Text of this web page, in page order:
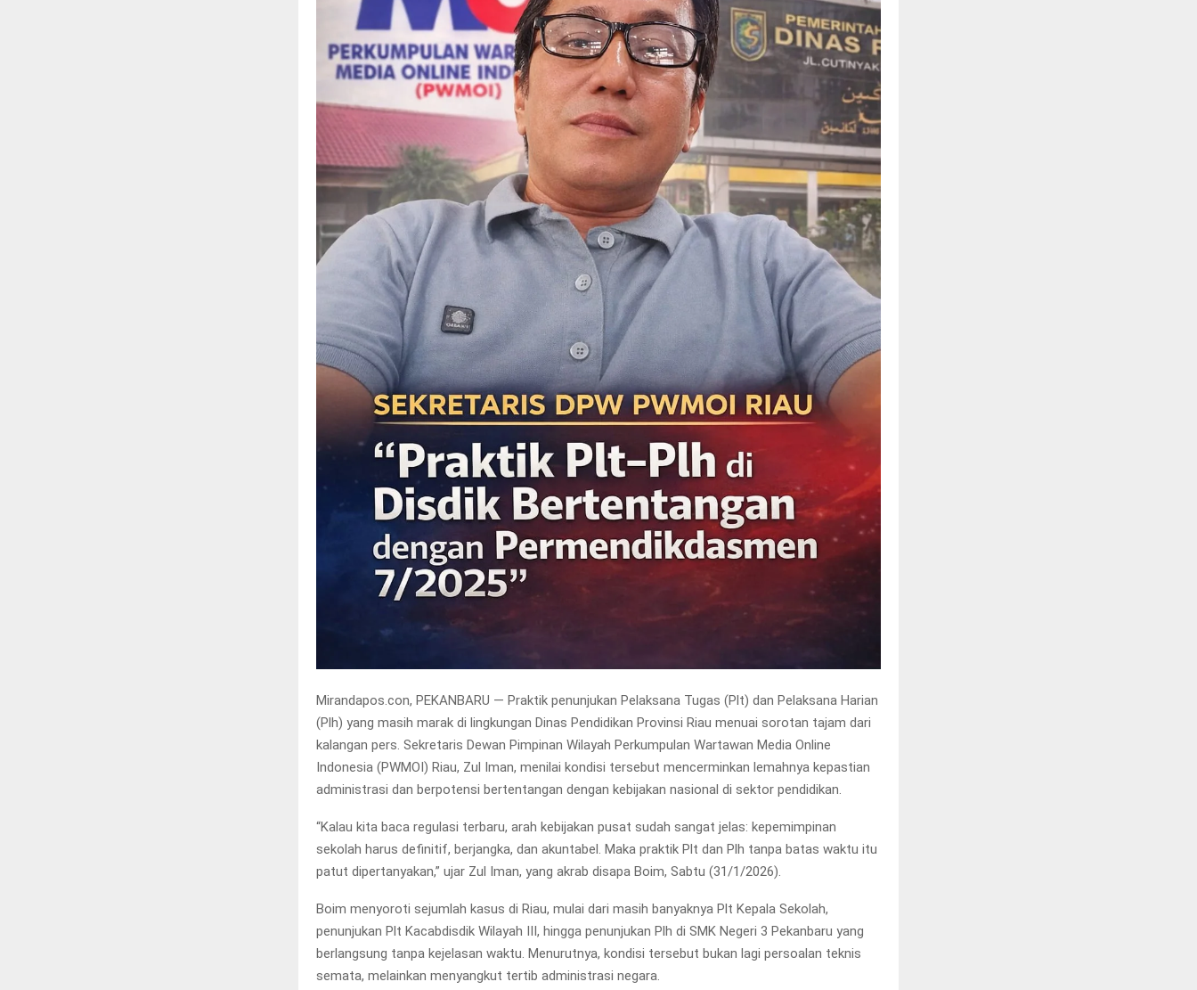
Mirandapos.con, PEKANBARU — Praktik penunjukan Pelaksana Tugas (Plt) dan Pelaksana Harian
(Plh) yang masih marak di lingkungan Dinas Pendidikan Provinsi Riau menuai sorotan tajam dari
kalangan pers. Sekretaris Dewan Pimpinan Wilayah Perkumpulan Wartawan Media Online
Indonesia (PWMOI) Riau, Zul Iman, menilai kondisi tersebut mencerminkan lemahnya kepastian
administrasi dan berpotensi bertentangan dengan kebijakan nasional di sektor pendidikan.
“Kalau kita baca regulasi terbaru, arah kebijakan pusat sudah sangat jelas: kepemimpinan
sekolah harus definitif, berjangka, dan akuntabel. Maka praktik Plt dan Plh tanpa batas waktu itu
patut dipertanyakan,” ujar Zul Iman, yang akrab disapa Boim, Sabtu (31/1/2026).
Boim menyoroti sejumlah kasus di Riau, mulai dari masih banyaknya Plt Kepala Sekolah,
penunjukan Plt Kacabdisdik Wilayah III, hingga penunjukan Plh di SMK Negeri 3 Pekanbaru yang
berlangsung tanpa kejelasan waktu. Menurutnya, kondisi tersebut bukan lagi persoalan teknis
semata, melainkan menyangkut tertib administrasi negara.